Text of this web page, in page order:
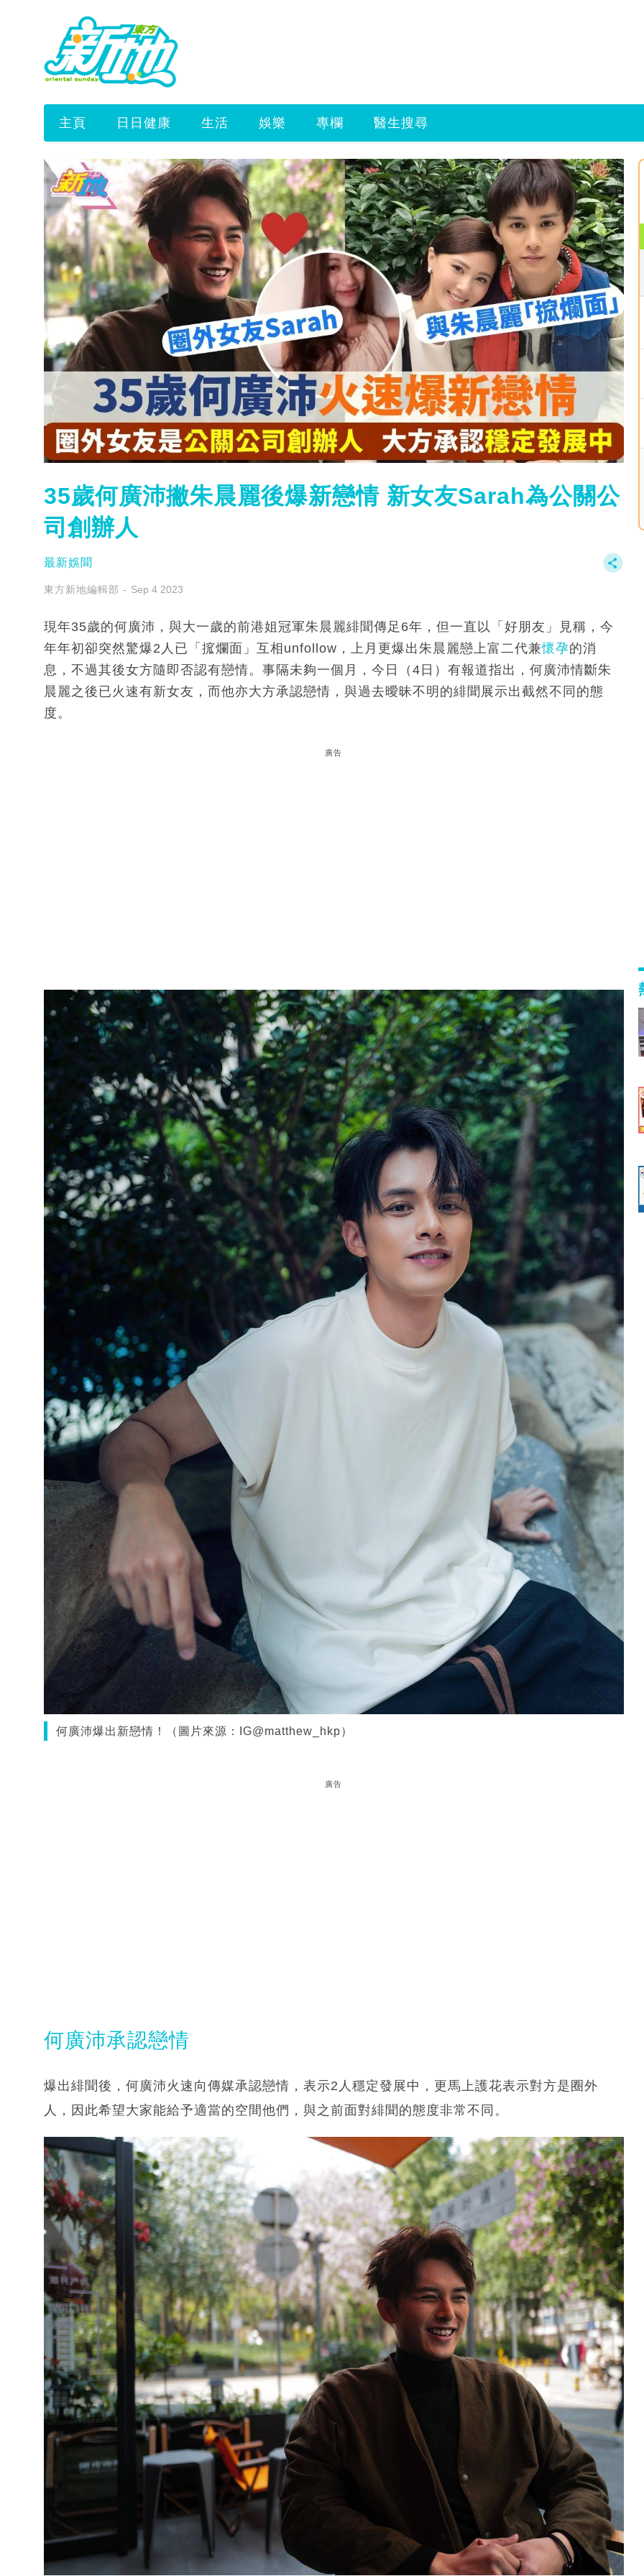
主頁 日日健康 生活 娛樂 專欄 醫生搜尋
35歲何廣沛撇朱晨麗後爆新戀情 新女友Sarah為公關公
司創辦人
最新娛聞
東方新地編輯部 Sep 4 2023
現年35歲的何廣沛，與大一歲的前港姐冠軍朱晨麗緋聞傳足6年，但一直以「好朋友」見稱，今
年年初卻突然驚爆2人已「搲爛面」互相unfollow，上月更爆出朱晨麗戀上富二代兼懷孕的消
息，不過其後女方隨即否認有戀情。事隔未夠一個月，今日（4日）有報道指出，何廣沛情斷朱
晨麗之後已火速有新女友，而他亦大方承認戀情，與過去曖昧不明的緋聞展示出截然不同的態
度。
廣告
何廣沛爆出新戀情！（圖片來源：IG@matthew_hkp）
廣告
何廣沛承認戀情
爆出緋聞後，何廣沛火速向傳媒承認戀情，表示2人穩定發展中，更馬上護花表示對方是圈外
人，因此希望大家能給予適當的空間他們，與之前面對緋聞的態度非常不同。